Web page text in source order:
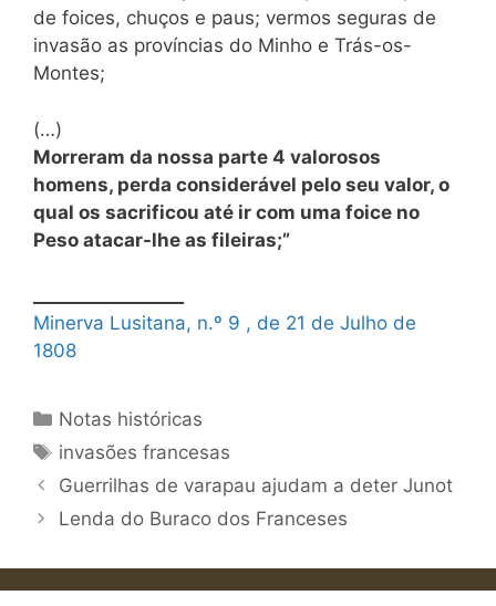
de foices, chuços e paus; vermos seguras de
invasão as províncias do Minho e Trás-os-
Montes;
(…)
Morreram da nossa parte 4 valorosos
homens, perda considerável pelo seu valor, o
qual os sacrificou até ir com uma foice no
Peso atacar-lhe as fileiras;”
Minerva Lusitana, n.º 9 , de 21 de Julho de
1808
Categorias
Notas históricas
Etiquetas
invasões francesas
Guerrilhas de varapau ajudam a deter Junot
Lenda do Buraco dos Franceses